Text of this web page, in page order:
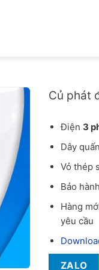
Củ phát
Điện 3
Dây
Vỏ thép
Bảo hành
Hàng
yêu cầu
ZALO